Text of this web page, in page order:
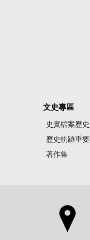
文史專區
史實檔案歷
歷史軌跡重
著作集
:::